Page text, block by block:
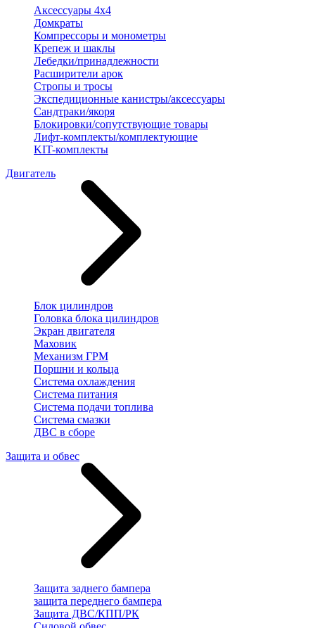
Аксессуары 4х4
Домкраты
Компрессоры и монометры
Крепеж и шаклы
Лебедки/принадлежности
Расширители арок
Стропы и тросы
Экспедиционные канистры/аксессуары
Сандтраки/якоря
Блокировки/сопутствующие товары
Лифт-комплекты/комплектующие
KIT-комплекты
Двигатель
Блок цилиндров
Головка блока цилиндров
Экран двигателя
Маховик
Механизм ГРМ
Поршни и кольца
Система охлаждения
Система питания
Система подачи топлива
Система смазки
ДВС в сборе
Защита и обвес
Защита заднего бампера
защита переднего бампера
Защита ДВС/КПП/РК